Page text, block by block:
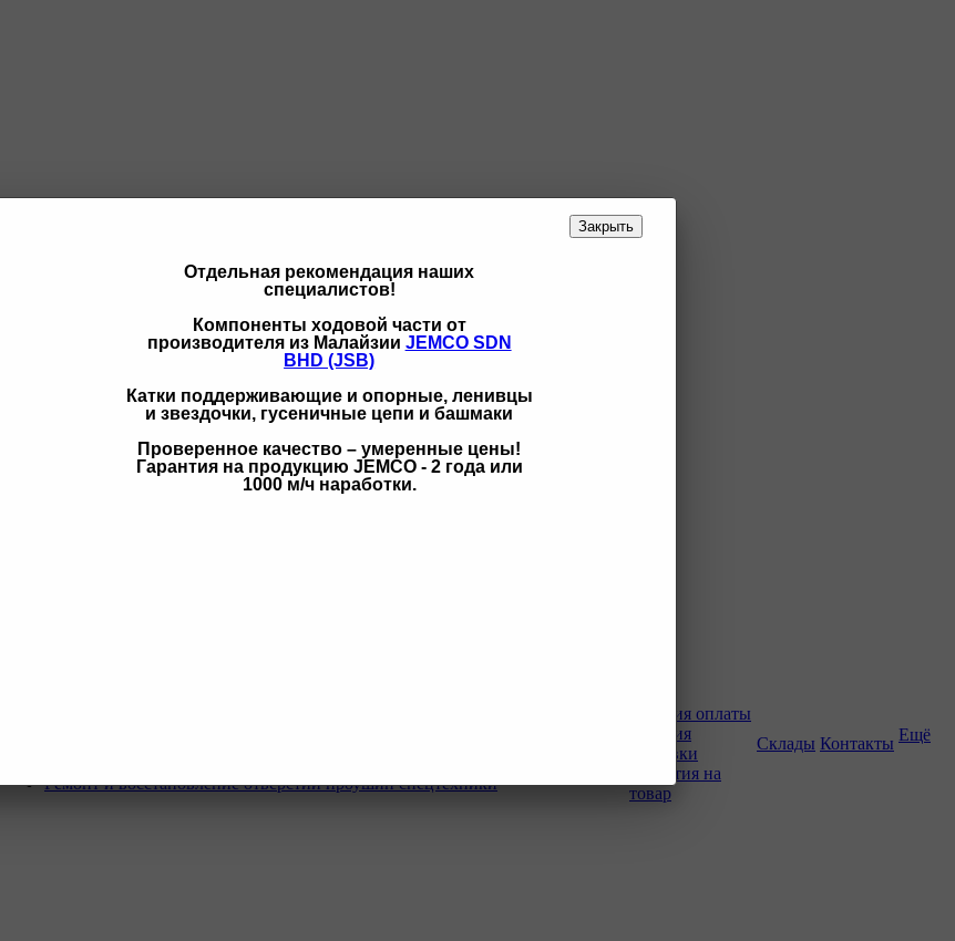
Закрыть
Отдельная рекомендация наших
специалистов!
Компоненты ходовой части от
производителя из Малайзии JEMCO SDN
BHD (JSB)
Катки поддерживающие и опорные, ленивцы
и звездочки, гусеничные цепи и башмаки
Проверенное качество – умеренные цены!
Гарантия на продукцию JEMCO - 2 года или
1000 м/ч наработки.
Ремонт и восстановление отверстий проушин спецтехники
Условия оплаты
Условия
доставки
Гарантия на
товар
Склады Контакты Ещё